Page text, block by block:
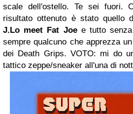
scale dell'ostello. Te sei fuori.
risultato ottenuto è stato quello
J.Lo meet Fat Joee tutto senza
sempre qualcuno che apprezza
dei Death Grips. VOTO: mi do
tattico zeppe/sneaker all'una di